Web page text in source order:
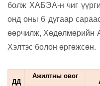
болж ХАБЭА-н чиг
онд оны 6 дугаар
өөрчилж, Хөдөлмөрийн
Хэлтэс болон өргөжсөн.
ДД
Ажилтны овог